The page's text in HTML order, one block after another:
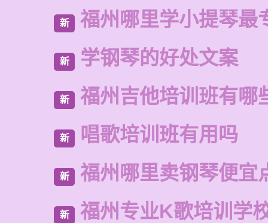
新 福州哪里学小提琴最
新 学钢琴的好处文案
新 福州吉他培训班有哪
新 唱歌培训班有用吗
新 福州哪里卖钢琴便宜
新 福州专业K歌培训学